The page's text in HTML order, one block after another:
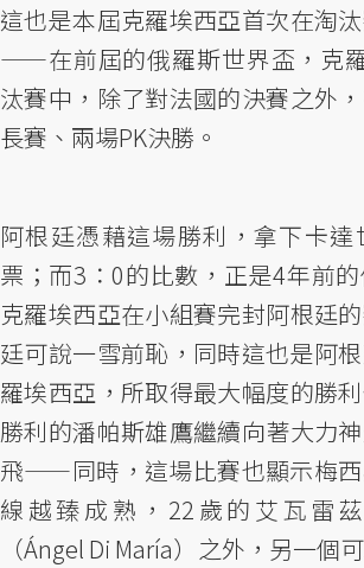
這也是本屆克羅埃西亞首次在淘
——在前屆的俄羅斯世界盃，克
汰賽中，除了對法國的決賽之外
長賽、兩場PK決勝。
阿根廷憑藉這場勝利，拿下卡
票；而3：0的比數，正是4年前的
克羅埃西亞在小組賽完封阿根廷
廷可說一雪前恥，同時這也是阿
羅埃西亞，所取得最大幅度的勝
勝利的潘帕斯雄鷹繼續向著大力
飛——同時，這場比賽也顯示梅
線越臻成熟，22歲的艾瓦雷
（Ángel Di María）之外，另一個